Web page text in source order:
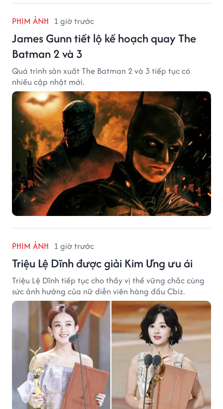
PHIM ẢNH 1 giờ trước
James Gunn tiết lộ kế hoạch quay The
Batman 2 và 3
Quá trình sản xuất The Batman 2 và 3 tiếp tục có
nhiều cập nhật mới.
PHIM ẢNH 1 giờ trước
Triệu Lệ Dĩnh được giải Kim Ưng ưu ái
Triệu Lệ Dĩnh tiếp tục cho thấy vị thế vững chắc cùng
sức ảnh hưởng của nữ diễn viên hàng đầu Cbiz.